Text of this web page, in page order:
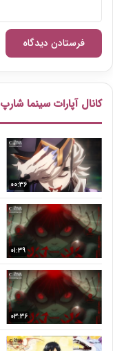
کانال آپارات سینما شارپ
00:36
01:39
03:36